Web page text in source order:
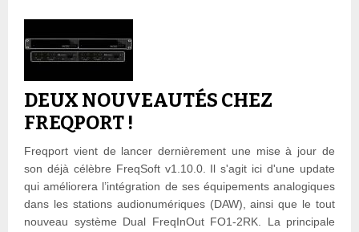
DEUX NOUVEAUTÉS CHEZ
FREQPORT !
Freqport vient de lancer dernièrement une mise à jour de
son déjà célèbre FreqSoft v1.10.0. Il s'agit ici d'une update
qui améliorera l’intégration de ses équipements analogiques
dans les stations audionumériques (DAW), ainsi que le tout
nouveau système Dual FreqInOut FO1-2RK. La principale